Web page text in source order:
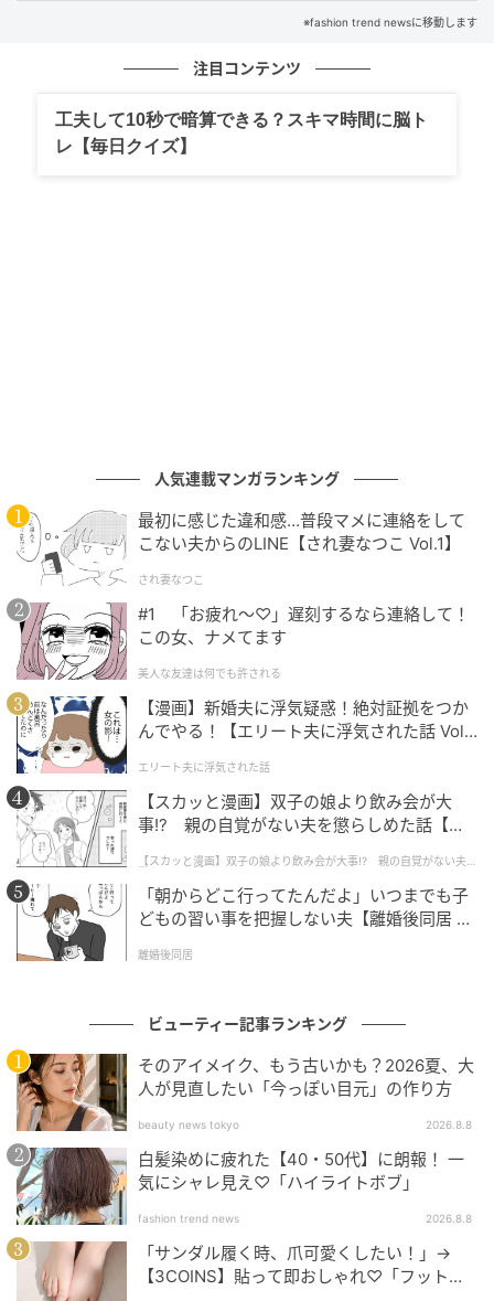
清潔感漂うラベンダーブラウンのストレート
ウルフ
出典：Instagram
ストレートタッチで仕上げられた、ラベンダーブラウ
ンの小顔ボブウルフ。トップを長めにカットして首元
※fashion trend newsに移動します
注目コンテンツ
工夫して10秒で暗算できる？スキマ時間に脳ト
レ【毎日クイズ】
人気連載マンガランキング
最初に感じた違和感…普段マメに連絡をして
こない夫からのLINE【され妻なつこ Vol.1】
され妻なつこ
#1 「お疲れ〜♡」遅刻するなら連絡して！
この女、ナメてます
美人な友達は何でも許される
【漫画】新婚夫に浮気疑惑！絶対証拠をつか
んでやる！【エリート夫に浮気された話 Vol.
エリート夫に浮気された話
【スカッと漫画】双子の娘より飲み会が大
事!? 親の自覚がない夫を懲らしめた話【第1
【スカッと漫画】双子の娘より飲み会が大事!? 親の自覚がない夫を
懲らしめた話
「朝からどこ行ってたんだよ」いつまでも子
どもの習い事を把握しない夫【離婚後同居 Vo
離婚後同居
ビューティー記事ランキング
そのアイメイク、もう古いかも？2026夏、大
人が見直したい「今っぽい目元」の作り方
beauty news tokyo 2026.8.8
白髪染めに疲れた【40・50代】に朗報！ 一
気にシャレ見え♡「ハイライトボブ」
fashion trend news 2026.8.8
「サンダル履く時、爪可愛くしたい！」→
【3COINS】貼って即おしゃれ♡「フット用